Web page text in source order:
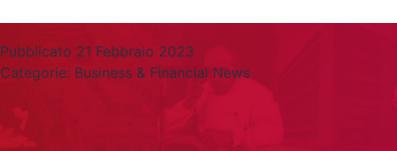
Pubblicato 21 Febbraio 2023
Categorie: Business & Financial News